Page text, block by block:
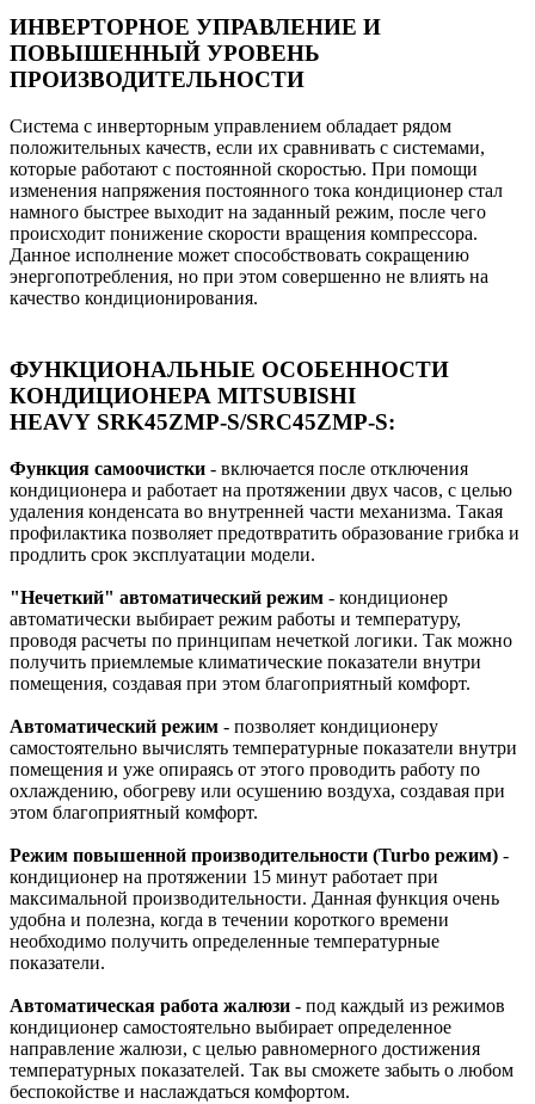
ИНВЕРТОРНОЕ УПРАВЛЕНИЕ И
ПОВЫШЕННЫЙ УРОВЕНЬ
ПРОИЗВОДИТЕЛЬНОСТИ
Система с инверторным управлением обладает рядом
положительных качеств, если их сравнивать с системами,
которые работают с постоянной скоростью. При помощи
изменения напряжения постоянного тока кондиционер стал
намного быстрее выходит на заданный режим, после чего
происходит понижение скорости вращения компрессора.
Данное исполнение может способствовать сокращению
энергопотребления, но при этом совершенно не влиять на
качество кондиционирования.
ФУНКЦИОНАЛЬНЫЕ ОСОБЕННОСТИ
КОНДИЦИОНЕРА MITSUBISHI
HEAVY SRK45ZMP-S/SRC45ZMP-S:
Функция самоочистки - включается после отключения
кондиционера и работает на протяжении двух часов, с целью
удаления конденсата во внутренней части механизма. Такая
профилактика позволяет предотвратить образование грибка и
продлить срок эксплуатации модели.
"Нечеткий" автоматический режим - кондиционер
автоматически выбирает режим работы и температуру,
проводя расчеты по принципам нечеткой логики. Так можно
получить приемлемые климатические показатели внутри
помещения, создавая при этом благоприятный комфорт.
Автоматический режим - позволяет кондиционеру
самостоятельно вычислять температурные показатели внутри
помещения и уже опираясь от этого проводить работу по
охлаждению, обогреву или осушению воздуха, создавая при
этом благоприятный комфорт.
Режим повышенной производительности (Turbo режим) -
кондиционер на протяжении 15 минут работает при
максимальной производительности. Данная функция очень
удобна и полезна, когда в течении короткого времени
необходимо получить определенные температурные
показатели.
Автоматическая работа жалюзи - под каждый из режимов
кондиционер самостоятельно выбирает определенное
направление жалюзи, с целью равномерного достижения
температурных показателей. Так вы сможете забыть о любом
беспокойстве и наслаждаться комфортом.